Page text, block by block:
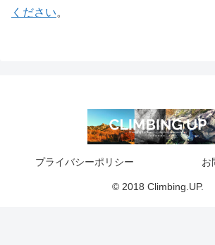
ください。
プライバシーポリシー お
© 2018 Climbing.UP.